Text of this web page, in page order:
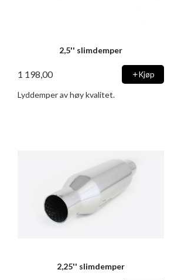
2,5'' slimdemper
1 198,00 Kjøp
Lyddemper av høy kvalitet.
2,25'' slimdemper